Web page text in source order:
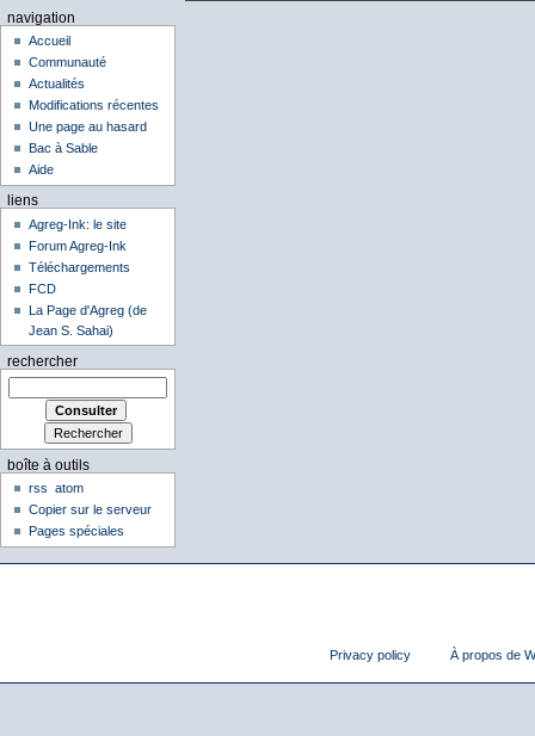
navigation
Accueil
Communauté
Actualités
Modifications récentes
Une page au hasard
Bac à Sable
Aide
liens
Agreg-Ink: le site
Forum Agreg-Ink
Téléchargements
FCD
La Page d'Agreg (de
Jean S. Sahai)
rechercher
boîte à outils
rss
atom
Copier sur le serveur
Pages spéciales
Privacy policy À propos de